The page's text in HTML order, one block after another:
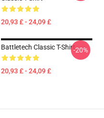
20,93 £ - 24,09 £
Battletech Classic T-Shirt
20,93 £ - 24,09 £
-20%